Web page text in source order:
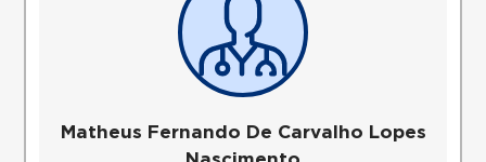
Matheus Fernando De Carvalho Lopes